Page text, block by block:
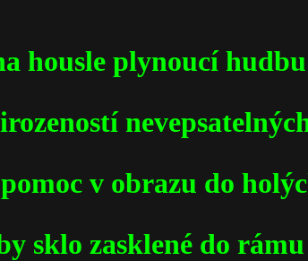
housle plynoucí
v obrazu do
sklo zasklené do